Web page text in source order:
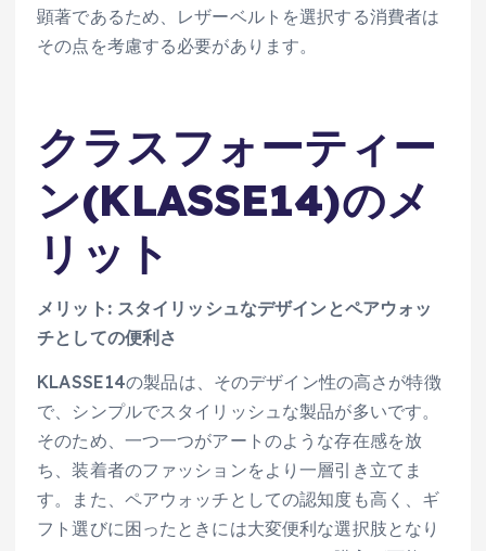
顕著であるため、レザーベルトを選択する消費者は
その点を考慮する必要があります。
クラスフォーティー
ン(KLASSE14)のメ
リット
メリット: スタイリッシュなデザインとペアウォッ
チとしての便利さ
KLASSE14の製品は、そのデザイン性の高さが特徴
で、シンプルでスタイリッシュな製品が多いです。
そのため、一つ一つがアートのような存在感を放
ち、装着者のファッションをより一層引き立てま
す。また、ペアウォッチとしての認知度も高く、ギ
フト選びに困ったときには大変便利な選択肢となり